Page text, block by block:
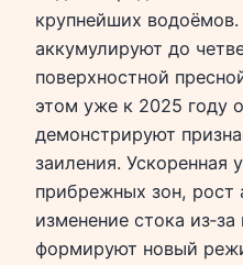
крупнейших
аккумулируют до
поверхностной
этом уже к 2025 году
демонстрируют
заиления. Ускоренная
прибрежных зон, рост
изменение стока
формируют новый